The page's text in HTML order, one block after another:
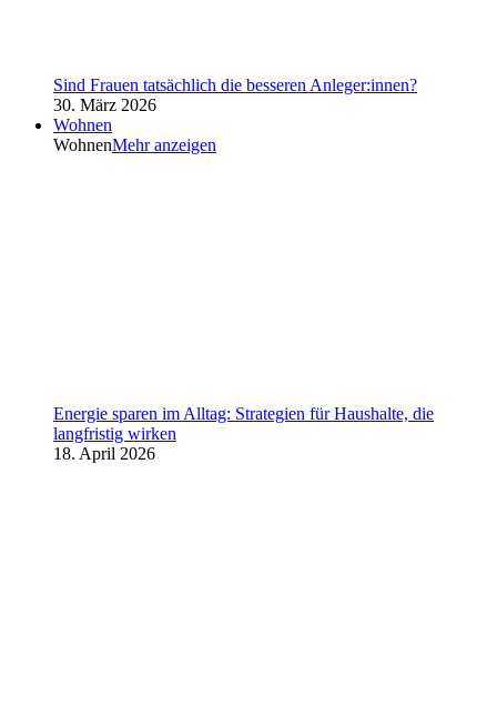
Sind Frauen tatsächlich die besseren Anleger:innen?
30. März 2026
Wohnen
WohnenMehr anzeigen
Energie sparen im Alltag: Strategien für Haushalte, die
langfristig wirken
18. April 2026